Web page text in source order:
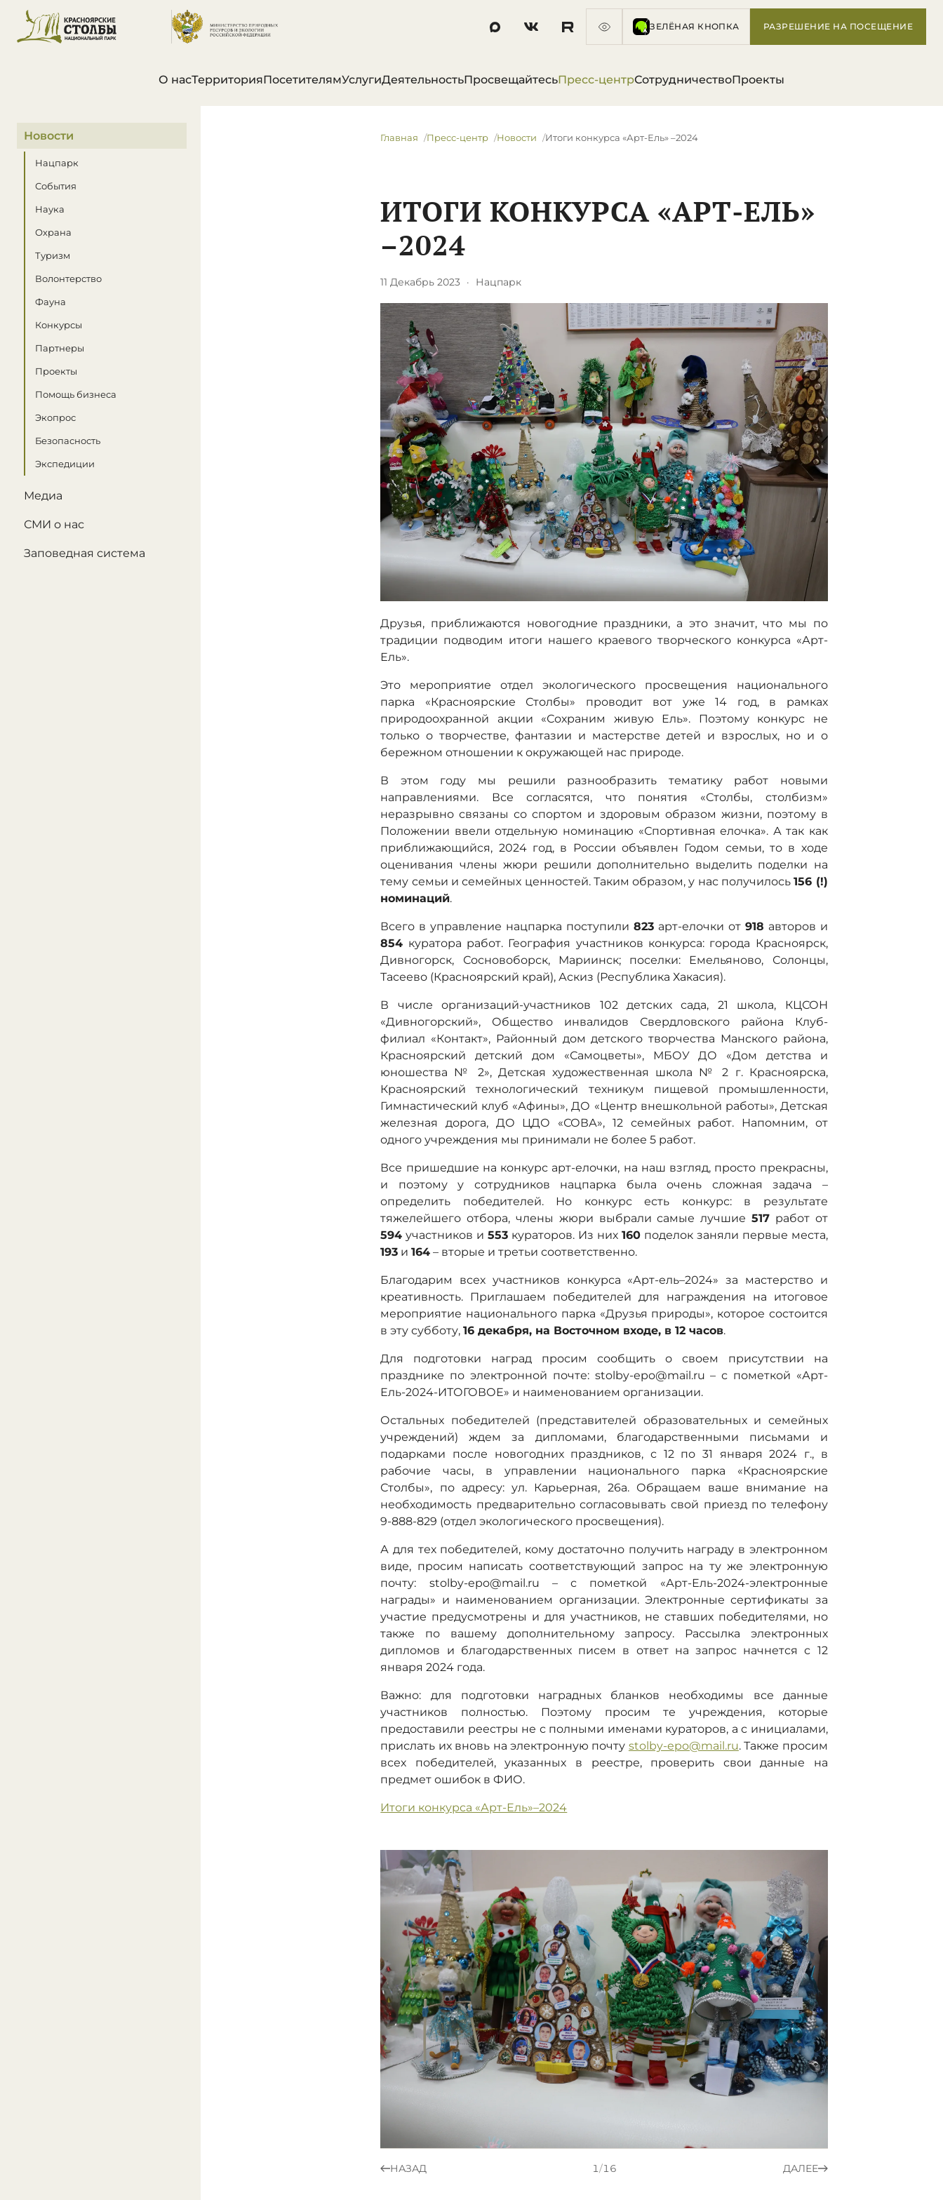
ЗЕЛЁНАЯ КНОПКА РАЗРЕШЕНИЕ НА ПОСЕЩЕНИЕ
О насТерриторияПосетителямУслугиДеятельностьПросвещайтесьПресс-центрСотрудничествоПроекты
В этом разделе
Новости
Нацпарк
События
Наука
Охрана
Туризм
Волонтерство
Фауна
Конкурсы
Партнеры
Проекты
Помощь бизнеса
Экопрос
Безопасность
Экспедиции
Медиа
СМИ о нас
Заповедная система
Главная Пресс-центр Новости ​Итоги конкурса «Арт-Ель» –2024
​ИТОГИ КОНКУРСА «АРТ-ЕЛЬ»
–2024
11 Декабрь 2023 · Нацпарк
Друзья, приближаются новогодние праздники, а это значит, что мы по
традиции подводим итоги нашего краевого творческого конкурса «Арт-
Ель».
Это мероприятие отдел экологического просвещения национального
парка «Красноярские Столбы» проводит вот уже 14 год, в рамках
природоохранной акции «Сохраним живую Ель». Поэтому конкурс не
только о творчестве, фантазии и мастерстве детей и взрослых, но и о
бережном отношении к окружающей нас природе.
В этом году мы решили разнообразить тематику работ новыми
направлениями. Все согласятся, что понятия «Столбы, столбизм»
неразрывно связаны со спортом и здоровым образом жизни, поэтому в
Положении ввели отдельную номинацию «Спортивная елочка». А так как
приближающийся, 2024 год, в России объявлен Годом семьи, то в ходе
оценивания члены жюри решили дополнительно выделить поделки на
тему семьи и семейных ценностей. Таким образом, у нас получилось156 (!)
номинаций.
Всего в управление нацпарка поступили823 арт-елочки от 918 авторов и
854 куратора работ. География участников конкурса: города Красноярск,
Дивногорск, Сосновоборск, Мариинск; поселки: Емельяново, Солонцы,
Тасеево (Красноярский край), Аскиз (Республика Хакасия).
В числе организаций-участников 102 детских сада, 21 школа, КЦСОН
«Дивногорский», Общество инвалидов Свердловского района Клуб-
филиал «Контакт», Районный дом детского творчества Манского района,
Красноярский детский дом «Самоцветы», МБОУ ДО «Дом детства и
юношества № 2», Детская художественная школа № 2 г. Красноярска,
Красноярский технологический техникум пищевой промышленности,
Гимнастический клуб «Афины», ДО «Центр внешкольной работы», Детская
железная дорога, ДО ЦДО «СОВА», 12 семейных работ. Напомним, от
одного учреждения мы принимали не более 5 работ.
Все пришедшие на конкурс арт-елочки, на наш взгляд, просто прекрасны,
и поэтому у сотрудников нацпарка была очень сложная задача –
определить победителей. Но конкурс есть конкурс: в результате
тяжелейшего отбора, члены жюри выбрали самые лучшие517 работ от
594 участников и553 кураторов. Из них 160поделок заняли первые места,
193 и164 – вторые и третьи соответственно.
Благодарим всех участников конкурса «Арт-ель–2024» за мастерство и
креативность. Приглашаем победителей для награждения на итоговое
мероприятие национального парка «Друзья природы», которое состоится
в эту субботу,16 декабря, на Восточном входе, в 12 часов.
Для подготовки наград просим сообщить о своем присутствии на
празднике по электронной почте: stolby-epo@mail.ru – с пометкой «Арт-
Ель-2024-ИТОГОВОЕ» и наименованием организации.
Остальных победителей (представителей образовательных и семейных
учреждений) ждем за дипломами, благодарственными письмами и
подарками после новогодних праздников, с 12 по 31 января 2024 г., в
рабочие часы, в управлении национального парка «Красноярские
Столбы», по адресу: ул. Карьерная, 26а. Обращаем ваше внимание на
необходимость предварительно согласовывать свой приезд по телефону
9-888-829 (отдел экологического просвещения).
А для тех победителей, кому достаточно получить награду в электронном
виде, просим написать соответствующий запрос на ту же электронную
почту: stolby-epo@mail.ru – с пометкой «Арт-Ель-2024-электронные
награды» и наименованием организации. Электронные сертификаты за
участие предусмотрены и для участников, не ставших победителями, но
также по вашему дополнительному запросу. Рассылка электронных
дипломов и благодарственных писем в ответ на запрос начнется с 12
января 2024 года.
Важно: для подготовки наградных бланков необходимы все данные
участников полностью. Поэтому просим те учреждения, которые
предоставили реестры не с полными именами кураторов, а с инициалами,
прислать их вновь на электронную почту stolby-epo@mail.ru. Также просим
всех победителей, указанных в реестре, проверить свои данные на
предмет ошибок в ФИО.
Итоги конкурса «Арт-Ель»–2024
НАЗАД 1/16 ДАЛЕЕ